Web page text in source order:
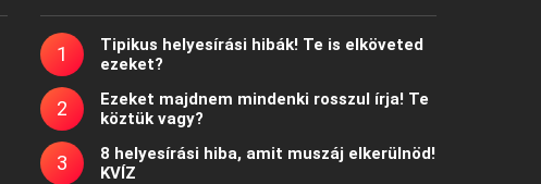
Tipikus helyesírási hibák! Te is elköveted
ezeket?
Ezeket majdnem mindenki rosszul írja! Te
köztük vagy?
8 helyesírási hiba, amit muszáj elkerülnöd!
KVÍZ